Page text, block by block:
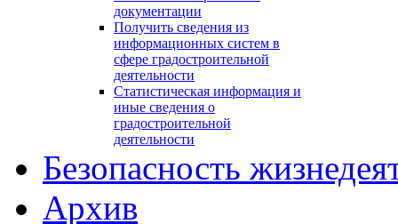
документации
Получить сведения из
информационных систем в
сфере градостроительной
деятельности
Статистическая информация и
иные сведения о
градостроительной
деятельности
Безопасность
Архив